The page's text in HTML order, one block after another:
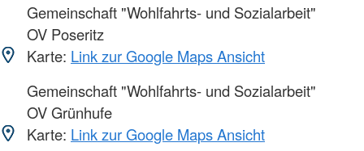
Gemeinschaft "Wohlfahrts- und Sozialarbeit"
OV Poseritz
Karte: Link zur Google Maps Ansicht
Gemeinschaft "Wohlfahrts- und Sozialarbeit"
OV Grünhufe
Karte: Link zur Google Maps Ansicht